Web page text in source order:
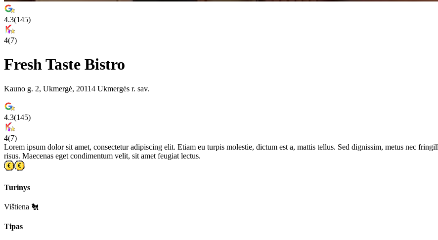
4.3(145)
4(7)
Fresh Taste Bistro
Kauno g. 2, Ukmergė, 20114 Ukmergės r. sav.
4.3(145)
4(7)
Lorem ipsum dolor sit amet, consectetur adipiscing elit. Etiam eu turpis molestie, dictum est a, mattis tellus. Sed dignissim, metus nec
risus. Maecenas eget condimentum velit, sit amet feugiat lectus.
Turinys
Vištiena 🐔
Tipas